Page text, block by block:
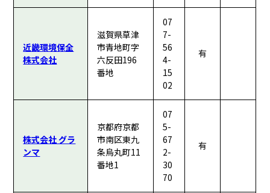
近畿環境保全
株式会社
滋賀県草津
市青地町字
六反田196
番地
07
7-
56
4-
15
02
有
株式会社 グラ
ンマ
京都府京都
市南区東九
条烏丸町11
番地1
07
5-
67
2-
30
70
有